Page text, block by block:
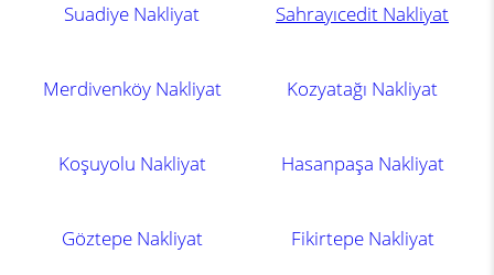
Suadiye Nakliyat Sahrayıcedit Nakliyat
Merdivenköy Nakliyat Kozyatağı Nakliyat
Koşuyolu Nakliyat Hasanpaşa Nakliyat
Göztepe Nakliyat Fikirtepe Nakliyat